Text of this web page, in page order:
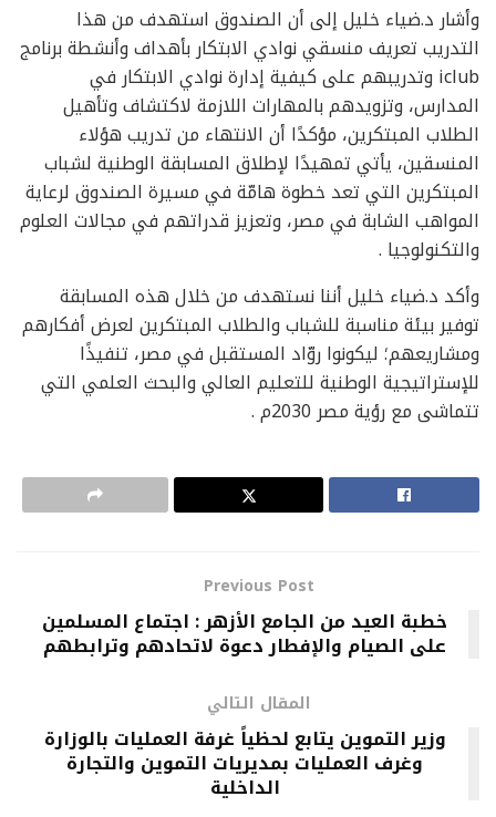
وأشار د.ضياء خليل إلى أن الصندوق استهدف من هذا
التدريب تعريف منسقي نوادي الابتكار بأهداف وأنشطة برنامج
iclub وتدريبهم على كيفية إدارة نوادي الابتكار في
المدارس، وتزويدهم بالمهارات اللازمة لاكتشاف وتأهيل
الطلاب المبتكرين، مؤكدًا أن الانتهاء من تدريب هؤلاء
المنسقين، يأتي تمهيدًا لإطلاق المسابقة الوطنية لشباب
المبتكرين التي تعد خطوة هامّة في مسيرة الصندوق لرعاية
المواهب الشابة في مصر، وتعزيز قدراتهم في مجالات العلوم
والتكنولوجيا .
وأكد د.ضياء خليل أننا نستهدف من خلال هذه المسابقة
توفير بيئة مناسبة للشباب والطلاب المبتكرين لعرض أفكارهم
ومشاريعهم؛ ليكونوا روّاد المستقبل في مصر، تنفيذًا
للإستراتيجية الوطنية للتعليم العالي والبحث العلمي التي
تتماشى مع رؤية مصر 2030م .
Previous Post
خطبة العيد من الجامع الأزهر : اجتماع المسلمين
على الصيام والإفطار دعوة لاتحادهم وترابطهم
المقال التالي
وزير التموين يتابع لحظياً غرفة العمليات بالوزارة
وغرف العمليات بمديريات التموين والتجارة
الداخلية